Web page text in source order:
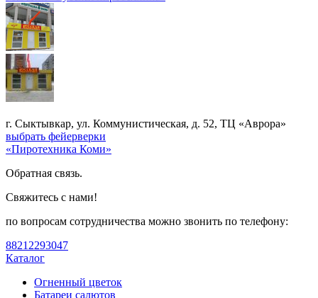
г. Сыктывкар, ул. Коммунистическая, д. 52, ТЦ «Аврора»
выбрать фейерверки
«Пиротехника Коми»
Обратная связь.
Свяжитесь с нами!
по вопросам сотрудничества можно звонить по телефону:
88212293047
Каталог
Огненный цветок
Батареи салютов